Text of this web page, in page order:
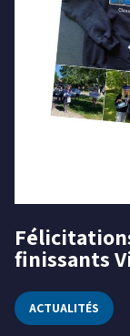
Niveau
Tous
Élémentaire
19
juin
finissants
ACTUALITÉS